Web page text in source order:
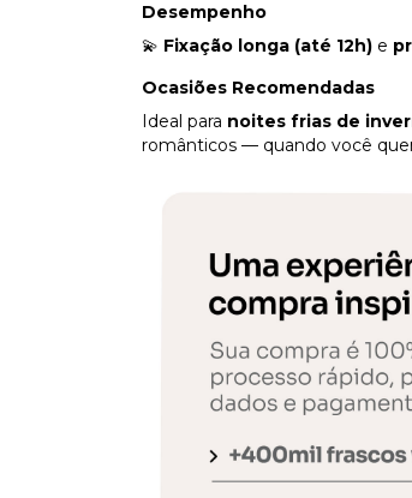
Desempenho
💫 Fixação longa (até 12h) e
Ocasiões Recomendadas
Ideal para noites frias de
românticos — quando você